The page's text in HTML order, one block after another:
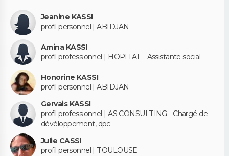
Jeanine KASSI
profil personnel | ABIDJAN
Amina KASSI
profil professionnel | HOPITAL - Assistante social
Honorine KASSI
profil personnel | ABIDJAN
Gervais KASSI
profil professionnel | AS CONSULTING - Chargé de
dévéloppement, dpc
Julie CASSI
profil personnel | TOULOUSE